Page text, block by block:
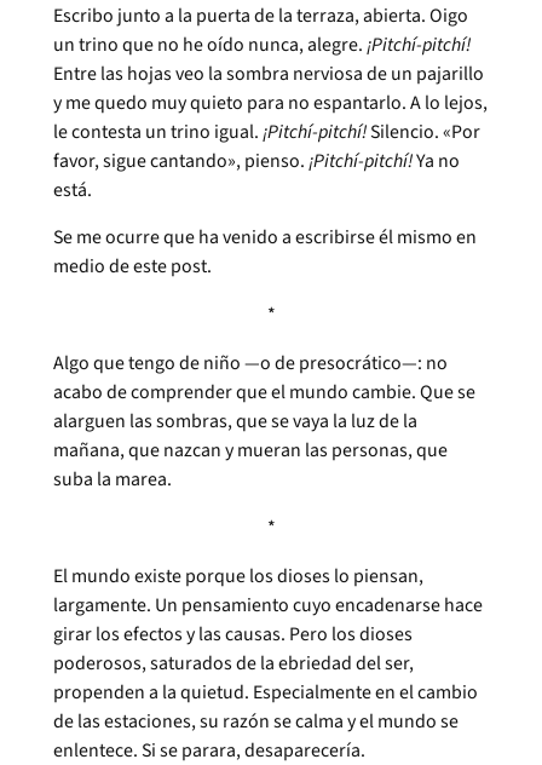
Escribo junto a la puerta de la terraza, abierta. Oigo
un trino que no he oído nunca, alegre.¡Pitchí-pitchí!
Entre las hojas veo la sombra nerviosa de un pajarillo
y me quedo muy quieto para no espantarlo. A lo lejos,
le contesta un trino igual.¡Pitchí-pitchí!Silencio. «Por
favor, sigue cantando», pienso.¡Pitchí-pitchí!Ya no
está.
Se me ocurre que ha venido a escribirse él mismo en
medio de este post.
*
Algo que tengo de niño —o de presocrático—: no
acabo de comprender que el mundo cambie. Que se
alarguen las sombras, que se vaya la luz de la
mañana, que nazcan y mueran las personas, que
suba la marea.
*
El mundo existe porque los dioses lo piensan,
largamente. Un pensamiento cuyo encadenarse hace
girar los efectos y las causas. Pero los dioses
poderosos, saturados de la ebriedad del ser,
propenden a la quietud. Especialmente en el cambio
de las estaciones, su razón se calma y el mundo se
enlentece. Si se parara, desaparecería.